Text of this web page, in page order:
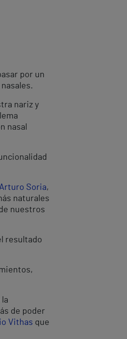
por un
nariz y
nasal
Soria,
naturales
nuestros
resultado
de poder
Vithas que